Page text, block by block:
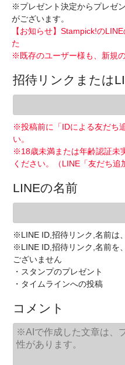
※プレゼント決定からプレゼ
がございます。
【お知らせ】Stampick!の
た
※既存のユーザー様も、新規
招待リンクまたは
※投稿前に「IDによる友だち
い。
※18歳未満または年齢認証未
ください。（LINE「友だち
LINEの名前
※LINE ID,招待リンク,名前は
※LINE ID,招待リンク,名前を
ございません
・スタンプのプレゼント
・タイムラインへの投稿
コメント